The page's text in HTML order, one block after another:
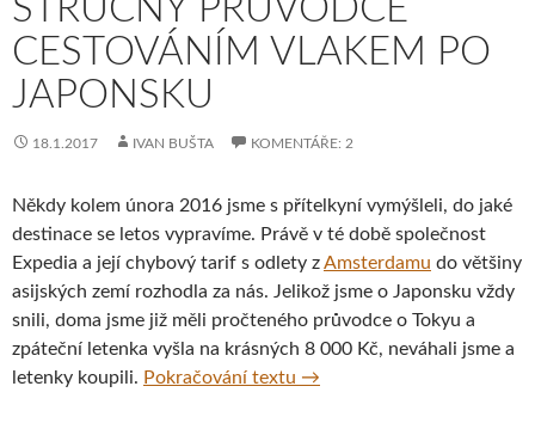
STRUČNÝ PRŮVODCE
CESTOVÁNÍM VLAKEM PO
JAPONSKU
18.1.2017 IVAN BUŠTA KOMENTÁŘE: 2
Někdy kolem února 2016 jsme s přítelkyní vymýšleli, do jaké
destinace se letos vypravíme. Právě v té době společnost
Expedia a její chybový tarif s odlety zAmsterdamu do většiny
asijských zemí rozhodla za nás. Jelikož jsme o Japonsku vždy
snili, doma jsme již měli pročteného průvodce o Tokyu a
zpáteční letenka vyšla na krásných 8 000 Kč, neváhali jsme a
letenky koupili. Pokračování textu Stručný průvodce
→